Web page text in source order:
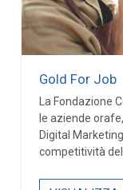
Gold For Job
La Fondazione
le aziende
Digital
competitività